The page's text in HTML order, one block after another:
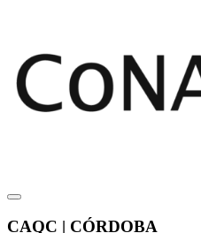
CAQC | CÓRDOBA